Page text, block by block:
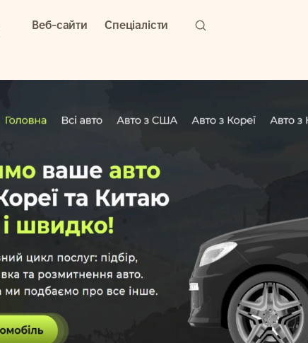
Веб-сайти Спеціалісти